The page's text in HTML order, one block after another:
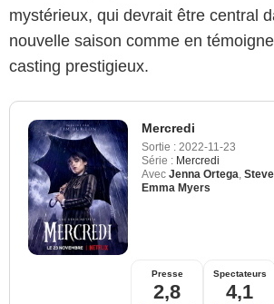
mystérieux, qui devrait être central
nouvelle saison comme en
casting prestigieux.
Mercredi
Sortie : 2022-11-23
Série : Mercredi
Avec Jenna Ortega
Emma Myers
Presse
2,8
Spectateurs
4,1